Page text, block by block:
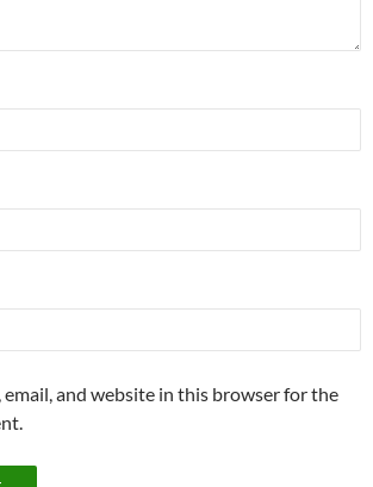
email, and website in this browser for the